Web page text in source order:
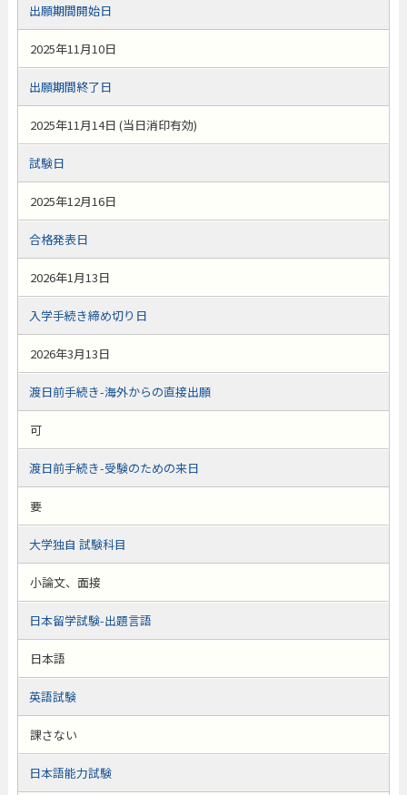
出願期間開始日
2025年11月10日
出願期間終了日
2025年11月14日 (当日消印有効)
試験日
2025年12月16日
合格発表日
2026年1月13日
入学手続き締め切り日
2026年3月13日
渡日前手続き-海外からの直接出願
可
渡日前手続き-受験のための来日
要
大学独自 試験科目
小論文、面接
日本留学試験-出題言語
日本語
英語試験
課さない
日本語能力試験